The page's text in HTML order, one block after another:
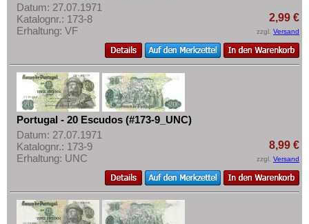
Datum: 27.07.1971
Katalognr.: 173-8
Erhaltung: VF
2,99 €
zzgl. Versand
Portugal - 20 Escudos (#173-9_UNC)
Datum: 27.07.1971
Katalognr.: 173-9
Erhaltung: UNC
8,99 €
zzgl. Versand